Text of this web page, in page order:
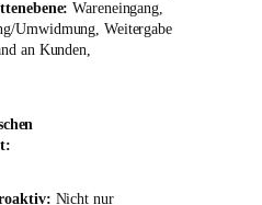
Wareneingang,
Umwidmung, Weitergabe
an Kunden,
Nicht nur